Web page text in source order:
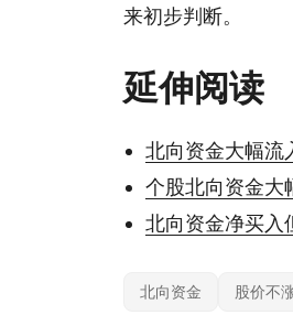
来初步判断。
延伸阅读
北向资金大幅流
个股北向资金大
北向资金净买入
北向资金 股价不